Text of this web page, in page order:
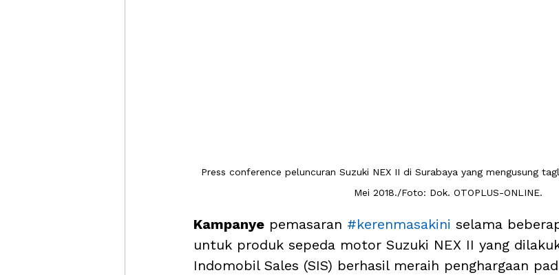
Press conference peluncuran Suzuki NEX II di Surabaya yang mengusung
Mei 2018./Foto: Dok. OTOPLUS-ONLINE.
Kampanye pemasaran #kerenmasakini selama
untuk produk sepeda motor Suzuki NEX II yang
Indomobil Sales (SIS) berhasil meraih penghargaan